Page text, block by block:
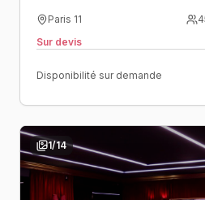
Paris 11
Sur devis
Disponibilité sur demande
1/14